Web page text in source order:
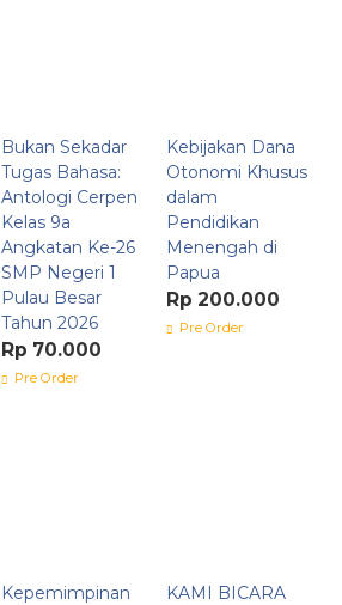
Bukan Sekadar
Tugas Bahasa:
Antologi Cerpen
Kelas 9a
Angkatan Ke-26
SMP Negeri 1
Pulau Besar
Tahun 2026
Rp 70.000
Pre Order
Kebijakan Dana
Otonomi Khusus
dalam
Pendidikan
Menengah di
Papua
Rp 200.000
Pre Order
Kepemimpinan
KAMI BICARA